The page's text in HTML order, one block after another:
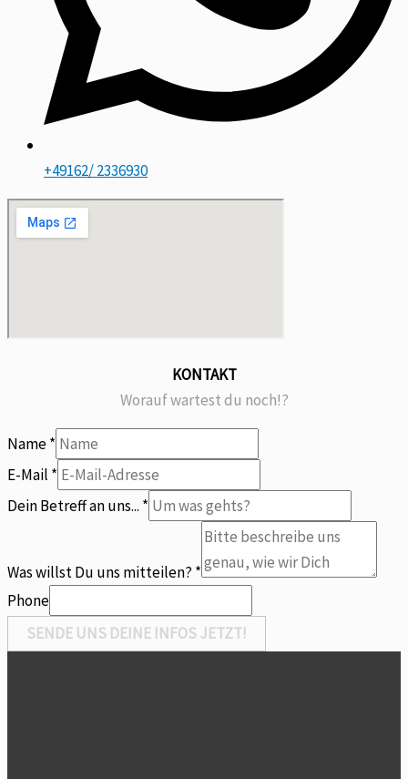
+49162/ 2336930
KONTAKT
Worauf wartest du noch!?
Name*
E-Mail *
uns...
Dein Betreff an uns... *
Was willst Du uns mitteilen? *
Phone
SENDE UNS DEINE INFOS JETZT!